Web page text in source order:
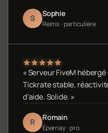
S Sophie
Reims · particulière
« Serveur FiveM
Tickrate stable,
d'aide. Solide. »
R Romain
Épernay · pro